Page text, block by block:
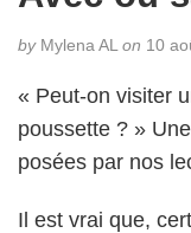
byMylena ALon 10
« Peut-on visiter
poussette ? »
posées par nos
Il est vrai que,